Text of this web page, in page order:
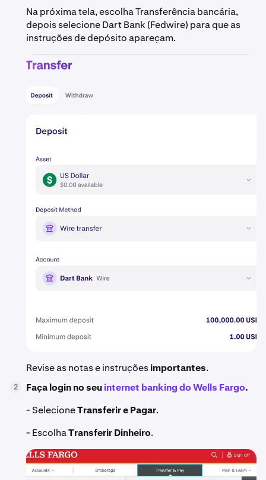
Na próxima tela, escolha Transferência bancária,
depois selecione Dart Bank (Fedwire) para que as
instruções de depósito apareçam.
Revise as notas e instruçõesimportantes.
2 Faça login no seuinternet banking do Wells Fargo.
- SelecioneTransferir e Pagar.
- EscolhaTransferir Dinheiro.